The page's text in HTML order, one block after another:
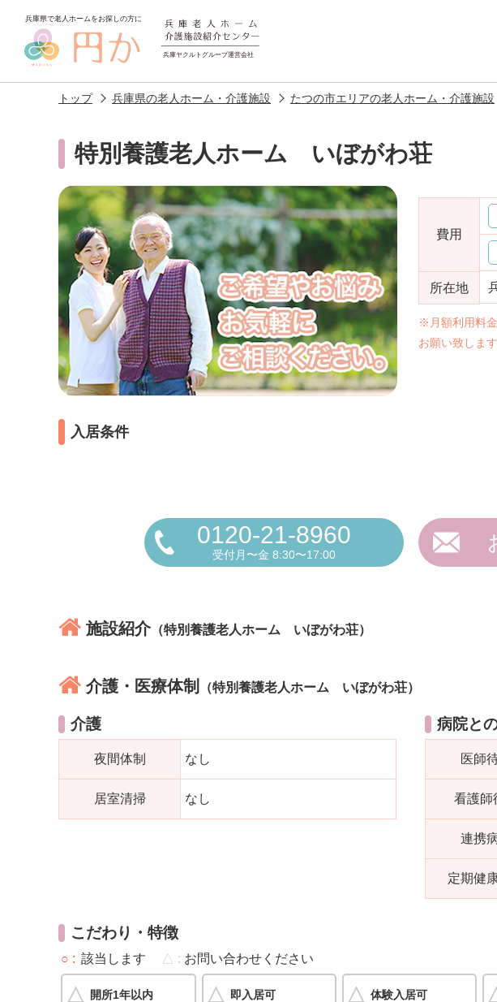
老人ホームを探す
施設選びのポイント 施設をお探しの方へ 老
アクセス 相談者様の声
トップ 兵庫県の老人ホーム・介護施設 たつの市エリアの老人ホーム・介護施設
特別養護老人ホーム いぼがわ荘
費用
所在地
※月額利用料
お願い致します
入居条件
0120-21-8960
受付月〜金 8:30〜17:00
施設紹介（特別養護老人ホーム いぼがわ荘）
介護・医療体制 （特別養護老人ホーム いぼがわ荘）
介護
夜間体制 なし
居室清掃 なし
病院と
医師
看護師
連携
定期健
こだわり・特徴
○ 該当します △ お問い合わせください
開所1年以内 即入居可 体験入居可